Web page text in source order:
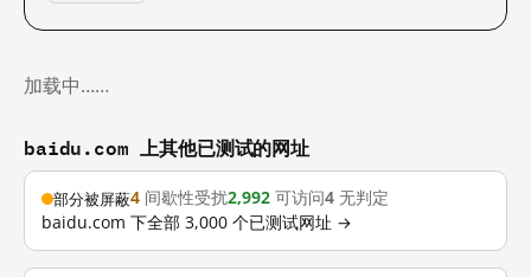
加载中……
baidu.com 上其他已测试的网址
部分被屏蔽4 间歇性受扰2,992 可访问4 无判定
baidu.com 下全部 3,000 个已测试网址 →